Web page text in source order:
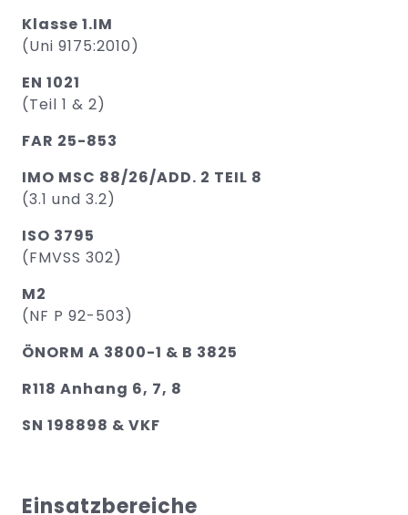
Klasse 1.IM
(Uni 9175:2010)
EN 1021
(Teil 1 & 2)
FAR 25-853
IMO MSC 88/26/ADD. 2 TEIL 8
(3.1 und 3.2)
ISO 3795
(FMVSS 302)
M2
(NF P 92-503)
ÖNORM A 3800-1 & B 3825
R118 Anhang 6, 7, 8
SN 198898 & VKF
Einsatzbereiche